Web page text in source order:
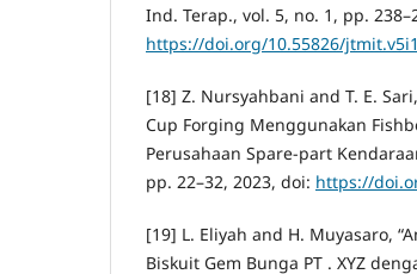
Ind. Terap., vol. 5, no. 1, pp.
https://doi.org/10.55826/
[18] Z. Nursyahbani and T. E.
Cup Forging Menggunakan
Perusahaan Spare-part
pp. 22–32, 2023, doi: https://
[19] L. Eliyah and H. Muyasaro,
Biskuit Gem Bunga PT . XYZ